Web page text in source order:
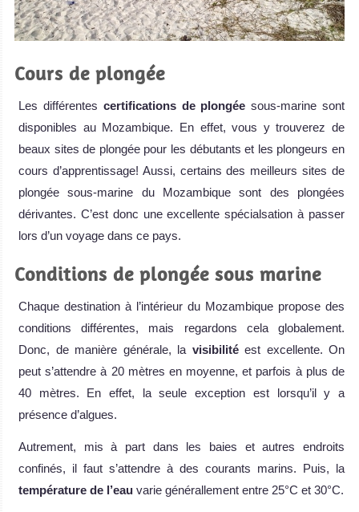
Cours de plongée
Les différentes certifications de plongée sous-marine sont
disponibles au Mozambique. En effet, vous y trouverez de
beaux sites de plongée pour les débutants et les plongeurs en
cours d’apprentissage! Aussi, certains des meilleurs sites de
plongée sous-marine du Mozambique sont des plongées
dérivantes. C’est donc une excellente spécialsation à passer
lors d’un voyage dans ce pays.
Conditions de plongée sous marine
Chaque destination à l’intérieur du Mozambique propose des
conditions différentes, mais regardons cela globalement.
Donc, de manière générale, la visibilitéest excellente. On
peut s’attendre à 20 mètres en moyenne, et parfois à plus de
40 mètres. En effet, la seule exception est lorsqu’il y a
présence d’algues.
Autrement, mis à part dans les baies et autres endroits
confinés, il faut s’attendre à des courants marins. Puis, la
température de l’eau varie générallement entre 25°C et 30°C.